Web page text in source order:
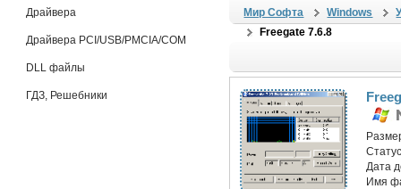
Драйвера
Драйвера PCI/USB/PMCIA/COM
DLL файлы
ГДЗ, Решебники
Мир Софта Windows
Freegate 7.6.8
Дата
Имя